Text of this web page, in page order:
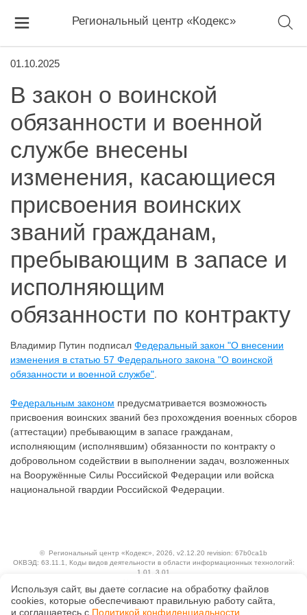
Региональный центр «Кодекс»
01.10.2025
В закон о воинской
обязанности и военной
службе внесены
изменения, касающиеся
присвоения воинских
званий гражданам,
пребывающим в запасе и
исполняющим
обязанности по контракту
Владимир Путин подписал Федеральный закон "О внесении
изменения в статью 57 Федерального закона "О воинской
обязанности и военной службе"
Федеральным законом предусматривается возможность
присвоения воинских званий без прохождения военных сборов
(аттестации) пребывающим в запасе гражданам,
исполняющим (исполнявшим) обязанности по контракту о
добровольном содействии в выполнении задач, возложенных
на Вооружённые Силы Российской Федерации или войска
национальной гвардии Российской Федерации.
© Региональный центр «Кодекс» , 2026, v2.12.20 revision: 67b0ca1b
ОКВЭД: 63.11.1, Коды видов деятельности в области информационных технологий:
1.01, 3.01
Технологии
Исключительные авторские и смежные права принадлежат АО «Кодекс».
Используя сайт, вы даете согласие на обработку файлов
сооkiеs, которые обеспечивают правильную работу сайта,
и соглашаетесь с Политикой конфиденциальности